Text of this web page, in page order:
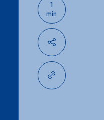
1
min
Partager
Partager le lien